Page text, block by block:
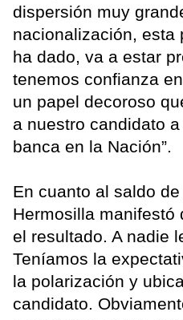
dispersión muy
nacionalización, esta
ha dado, va a estar
tenemos confianza
un papel decoroso
a nuestro candidato
banca en la Nación”.
En cuanto al saldo de
Hermosilla manifestó
el resultado. A nadie
Teníamos la
la polarización y
candidato.